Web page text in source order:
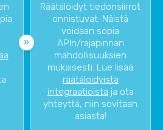
Räätälöidyt tiedonsiirrot
onnistuvat. Näistä
voidaan sopia
APIn/rajapinnan
mahdollisuuksien
mukaisesti. Lue lisää
räätälöidyistä
integraatioista ja ota
yhteyttä, niin sovitaan
asiasta!